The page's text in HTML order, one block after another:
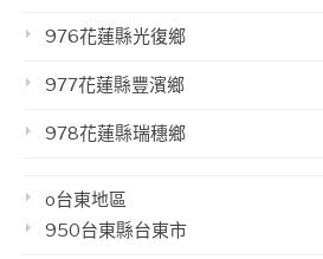
976花蓮縣光復鄉
977花蓮縣豐濱鄉
978花蓮縣瑞穗鄉
o台東地區
950台東縣台東市